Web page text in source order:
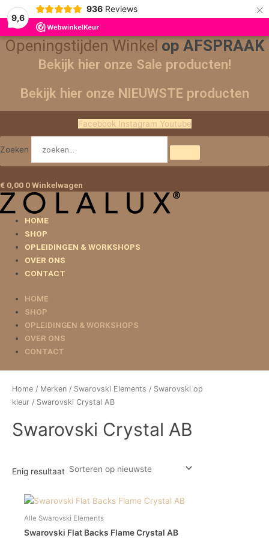
9,6
936 Reviews ×
Openingstijden Winkel op AFSPRAAK
Bekijk hier onze Sale producten!
Bekijk hier onze NIEUWSTE producten
Facebook Instagram Youtube
Zoeken
€ 0,00 0Winkelwagen
HOME
SHOP
OPLEIDINGEN & WORKSHOPS
OVER ONS
CONTACT
HOME
SHOP
OPLEIDINGEN & WORKSHOPS
OVER ONS
CONTACT
Home / Merken / Swarovski Elements / Swarovski op
kleur / Swarovski Crystal AB
Swarovski Crystal AB
Enig resultaat
Alle Swarovski Elements
Swarovski Flat Backs Flame Crystal AB
Dit